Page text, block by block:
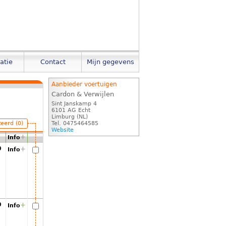
Contact Mijn gegevens
(0)
Info+
Info+
Info+
Aanbieder voertuigen
Cardon & Verwijlen
Sint Janskamp 4
6101 AG Echt
Limburg (NL)
Tel. 0475464585
Website